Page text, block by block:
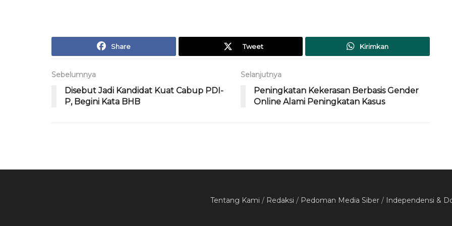
Share Tweet Kirimkan
Sebelumnya
Disebut Jadi Kandidat Kuat Cabup PDI-
P, Begini Kata BHB
Selanjutnya
Peningkatan Kekerasan Berbasis Gender
Online Alami Peningkatan Kasus
Tentang Kami / Redaksi / Pedoman Media Siber / Independensi &